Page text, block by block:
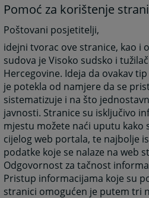
Pomoć za korištenje
Poštovani posjetitelji,
idejni tvorac ove stranice, kao i
sudova je Visoko sudsko i
Hercegovine. Ideja da ovakav
je potekla od namjere da se
sistematizuje i na što
javnosti. Stranice su isključivo
mjestu možete naći uputu kako
cijelog web portala, te najbolje
podatke koje se nalaze na web
Odgovornost za tačnost
Pristup informacijama koje su
stranici omogućen je putem tri